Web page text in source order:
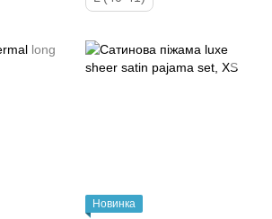
Новинка